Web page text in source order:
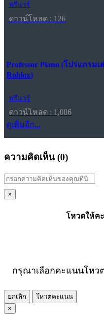
ฟรีแวร์
ดาวน์โหลด : 126
Professor Piano (โปรแกรม
Roblox)
ฟรีแวร์
ดาวน์โหลด : 1,086
ดูเพิ่มอีก...
ความคิดเห็น (0)
×
โหวตให้ค
กรุณาเลือกคะแนนโหว
ยกเลิก
โหวตคะแนน
×